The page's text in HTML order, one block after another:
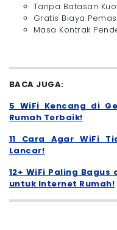
Tanpa Batasan
Gratis Biaya
Masa Kontrak
BACA JUGA:
5 WiFi Kencang di
Rumah Terbaik!
11 Cara Agar WiFi
Lancar!
12+ WiFi Paling
untuk Internet Rumah!